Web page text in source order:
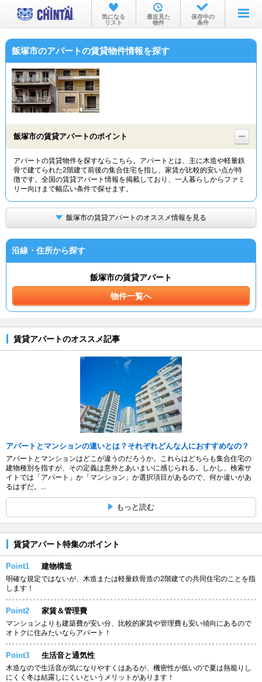
お部屋を探す
沿線・駅から
物件特集から
TOP
気になる
リスト
最近見た
物件
保存中の
条件
飯塚市のアパートの賃貸物件情報を探す
飯塚市の賃貸アパートのポイント
アパートの賃貸物件を探すならこちら。アパートとは、主に木造や軽量鉄
骨で建てられた2階建て前後の集合住宅を指し、家賃が比較的安い点が特
徴です。全国の賃貸アパート情報を掲載しており、一人暮らしからファミ
リー向けまで幅広い条件で探せます。
飯塚市の賃貸アパートのオススメ情報を見る
沿線・住所から探す
飯塚市の賃貸アパート
物件一覧へ
賃貸アパートのオススメ記事
アパートとマンションの違いとは？それぞれどんな人におすすめなの？
アパートとマンションはどこが違うのだろうか。これらはどちらも集合住宅の
建物種別を指すが、その定義は意外とあいまいに感じられる。しかし、検索サ
イトでは「アパート」か「マンション」か選択項目があるので、何か違いがあ
るはずだ。...
もっと読む
賃貸アパート特集のポイント
Point1 建物構造
明確な規定ではないが、木造または軽量鉄骨造の2階建ての共同住宅のことを指
します！
Point2 家賃＆管理費
マンションよりも建築費が安い分、比較的家賃や管理費も安い傾向にあるので
オトクに住みたいならアパート！
Point3 生活音と通気性
木造なので生活音が気になりやすくはあるが、機密性が低いので夏は熱籠りし
にくく冬は結露しにくいというメリットがあります！